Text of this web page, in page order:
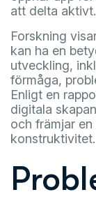
att delta aktivt.
Forskning
kan ha en
utveckling,
förmåga,
Enligt en
digitala
och främjar
konstruktivitet.